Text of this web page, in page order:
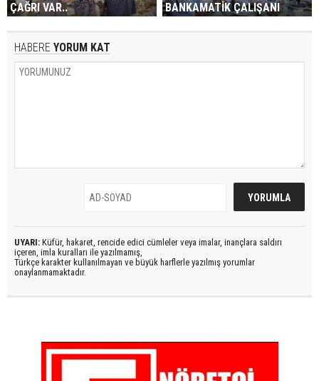
ÇAĞRI VAR..
BANKAMATİK ÇALIŞANI
HABERE YORUM KAT
UYARI: Küfür, hakaret, rencide edici cümleler veya imalar, inançlara saldırı
içeren, imla kuralları ile yazılmamış,
Türkçe karakter kullanılmayan ve büyük harflerle yazılmış yorumlar
onaylanmamaktadır.